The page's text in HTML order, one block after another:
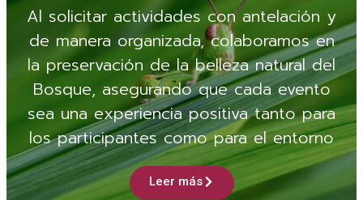
Al solicitar actividades con antelación y
de manera organizada, colaboramos en
la preservación de la belleza natural del
Bosque, asegurando que cada evento
sea una experiencia positiva tanto para
los participantes como para el entorno
Leer más